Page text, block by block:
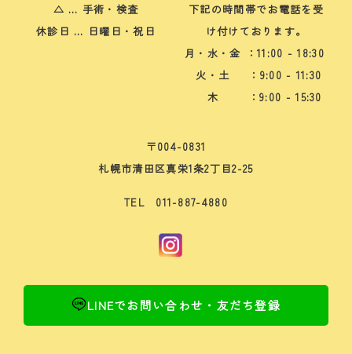
△ … 手術・検査
休診日 … 日曜日・祝日
下記の時間帯でお電話を受
け付けております。
月・水・金
：11:00 - 18:30
火・土
：9:00 - 11:30
木
：9:00 - 15:30
〒004-0831
札幌市清田区真栄1条2丁目2-25
TEL 011-887-4880
LINEでお問い合わせ・友だち登録